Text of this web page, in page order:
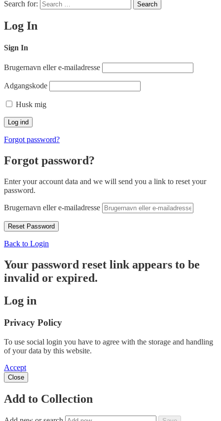
Search for: Search
Log In
Sign In
Brugernavn eller e-mailadresse
Adgangskode
Husk mig
Forgot password?
Forgot password?
Enter your account data and we will send you a link to reset your
password.
Brugernavn eller e-mailadresse
Back to Login
Your password reset link appears to be
invalid or expired.
Log in
Privacy Policy
To use social login you have to agree with the storage and handling
of your data by this website.
Accept
Close
Add to Collection